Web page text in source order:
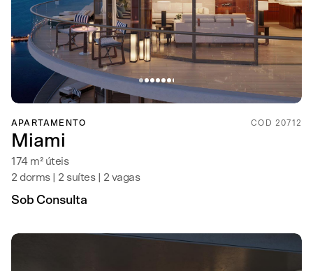
APARTAMENTO COD 20712
Miami
174 m² úteis
2 dorms | 2 suítes | 2 vagas
Sob Consulta